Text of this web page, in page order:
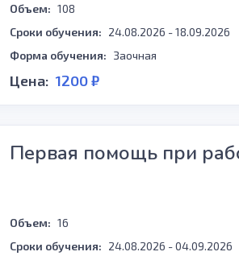
ЕГЭ и ОГЭ
Биология
Объем: 108
Сроки обучения: 24.08.2026 - 18.09.2026
Форма обучения: Заочная
Цена: 1200 ₽
Первая помощь при
Объем: 16
Сроки обучения: 24.08.2026 - 04.09.2026